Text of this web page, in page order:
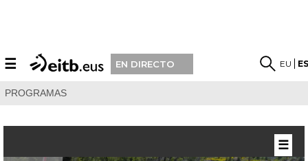
☰ EN DIRECTO EU
PROGRAMAS
☰